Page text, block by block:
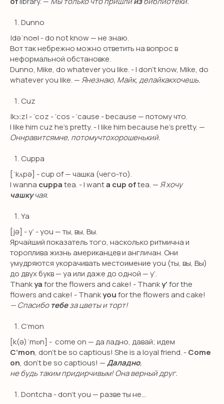
Dunno
|dəˈnoʊ| - do not know — не знаю.
Вот так небрежно можно ответить на вопрос в
неформальной обстановке.
Dunno, Mike, do whatever you like. - I don’t know, Mike, do
whatever you like. — Янезнаю, Майк, делайкакхочешь.
Cuz
|kɔːz| - ‘coz - ‘cos - ‘cause - because — потому что.
I like him cuz he’s pretty. - I like him because he’s pretty. —
Оннравитсямне, потомучтохорошенький.
Cuppa
[ˈkʌpə] - cup of — чашка (чего-то).
I wanna cuppatea. - I wanta cup oftea. — Я хочу
чашкучая.
Ya
[jə] - y’ - you — ты, вы, Вы.
Ярчайший показатель того, насколько ритмична и
тороплива жизнь американцев и англичан. Они
умудряются укорачивать местоимение you (ты, вы, Вы)
до двух букв — ya или даже до одной — y’.
Thankyafor the flowers and cake! - Thanky’for the
flowers and cake! - Thankyoufor the flowers and cake!
— Спасиботебеза цветы и торт!
C’mon
[k(ə)ˈmɒn] - come on — да ладно, давай; идем
C’mon, don’t be so captious! She is a loyal friend. -Come
on, don’t be so captious! —Даладно,
не будь таким придирчивым! Она верный друг.
Dontcha - don’t you — разве ты не…
Английский для школьников
International Baccalaureate (IB)
Английский для малышей
Английский онлайн
Подготовка в международные
школы
Английская гувернантка
О КОМПАНИИ
КОНТАКТЫ
Сотрудничество
Педагоги
Няни
Оплата
+7 (495) 278-08-79
Подготовка в гимназию
GCSE exam
A-level exam